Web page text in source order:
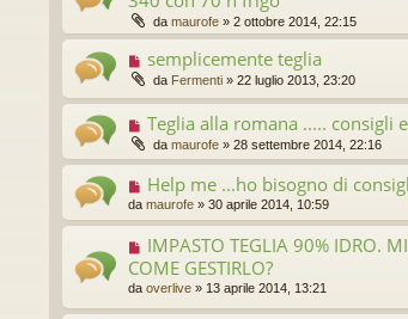
da maurofe » 2 ottobre 2014, 22:15
semplicemente teglia
da Fermenti » 22 luglio 2013, 23:20
Teglia alla romana ..... consigli
da maurofe » 28 settembre 2014, 22:16
Help me ...ho bisogno di
da maurofe » 30 aprile 2014, 10:59
IMPASTO TEGLIA 90% IDRO.
COME GESTIRLO?
da overlive » 13 aprile 2014, 13:21